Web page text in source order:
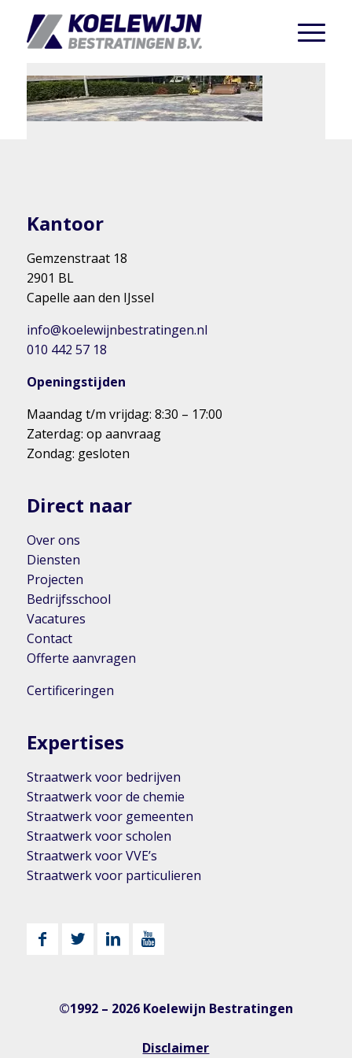
Kantoor
Gemzenstraat 18
2901 BL
Capelle aan den IJssel
info@koelewijnbestratingen.nl
010 442 57 18
Openingstijden
Maandag t/m vrijdag: 8:30 – 17:00
Zaterdag: op aanvraag
Zondag: gesloten
Direct naar
Over ons
Diensten
Projecten
Bedrijfsschool
Vacatures
Contact
Offerte aanvragen
Certificeringen
Expertises
Straatwerk voor bedrijven
Straatwerk voor de chemie
Straatwerk voor gemeenten
Straatwerk voor scholen
Straatwerk voor VVE’s
Straatwerk voor particulieren
©1992 – 2026 Koelewijn Bestratingen
Disclaimer